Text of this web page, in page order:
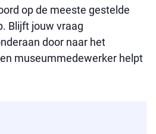
op de meeste gestelde
Blijft jouw vraag
door naar het
museummedewerker helpt